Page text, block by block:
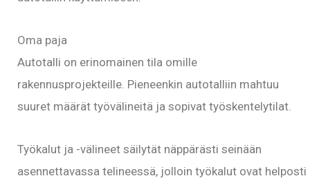
Oma paja
Autotalli on erinomainen tila omille
rakennusprojekteille. Pieneenkin autotalliin mahtuu
suuret määrät työvälineitä ja sopivat työskentelytilat.
Työkalut ja -välineet säilytät näppärästi seinään
asennettavassa telineessä, jolloin työkalut ovat helposti